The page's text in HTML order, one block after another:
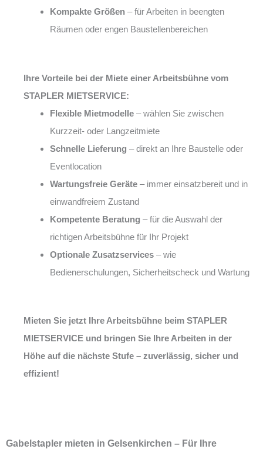
Kompakte Größen – für Arbeiten in beengten
Räumen oder engen Baustellenbereichen
Ihre Vorteile bei der Miete einer Arbeitsbühne vom
STAPLER MIETSERVICE:
Flexible Mietmodelle – wählen Sie zwischen
Kurzzeit- oder Langzeitmiete
Schnelle Lieferung – direkt an Ihre Baustelle oder
Eventlocation
Wartungsfreie Geräte – immer einsatzbereit und in
einwandfreiem Zustand
Kompetente Beratung – für die Auswahl der
richtigen Arbeitsbühne für Ihr Projekt
Optionale Zusatzservices – wie
Bedienerschulungen, Sicherheitscheck und Wartung
Mieten Sie jetzt Ihre Arbeitsbühne beim STAPLER
MIETSERVICE und bringen Sie Ihre Arbeiten in der
Höhe auf die nächste Stufe – zuverlässig, sicher und
effizient!
Gabelstapler mieten in Gelsenkirchen – Für Ihre